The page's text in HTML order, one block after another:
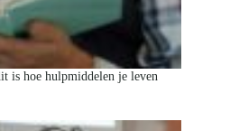
is hoe hulpmiddelen je leven